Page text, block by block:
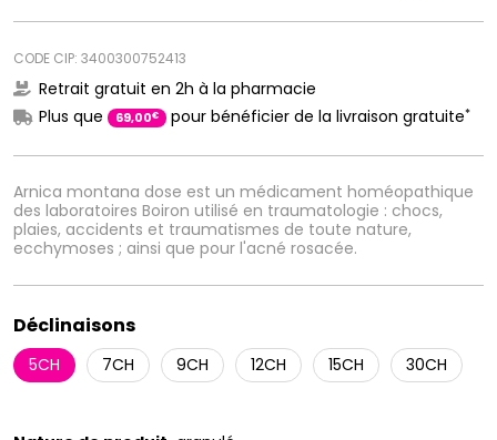
Arnica montana dose est un médicament homéopathique
des laboratoires Boiron utilisé en traumatologie : chocs,
plaies, accidents et traumatismes de toute nature,
ecchymoses ; ainsi que pour l'acné rosacée.
Déclinaisons
5CH 7CH 9CH 12CH 15CH 30CH
CODE CIP: 3400300752413
Retrait gratuit en 2h à la pharmacie
Plus que
69,00€ pour bénéficier de la livraison gratuite*